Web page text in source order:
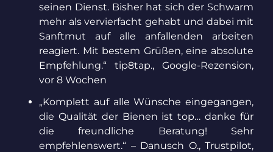
seinen Dienst. Bisher hat sich der Schwarm
mehr als vervierfacht gehabt und dabei mit
Sanftmut auf alle anfallenden arbeiten
reagiert. Mit bestem Grüßen, eine absolute
Empfehlung.“ tip8tap., Google-Rezension,
vor 8 Wochen
„Komplett auf alle Wünsche eingegangen,
die Qualität der Bienen ist top… danke für
die freundliche Beratung! Sehr
empfehlenswert.“ – Danusch O., Trustpilot,